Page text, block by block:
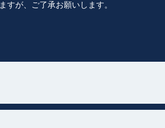
すが、ご了承お願いします。